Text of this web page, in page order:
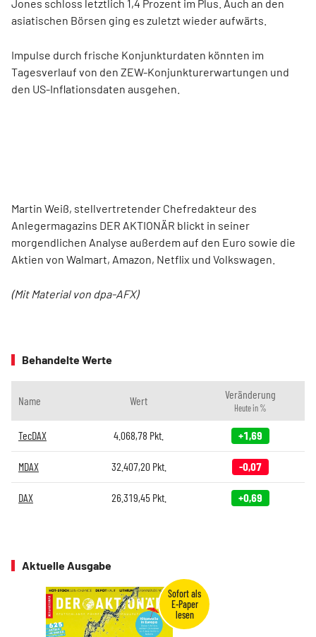
Jones schloss letztlich 1,4 Prozent im Plus. Auch an den
asiatischen Börsen ging es zuletzt wieder aufwärts.
Impulse durch frische Konjunkturdaten könnten im
Tagesverlauf von den ZEW-Konjunkturerwartungen und
den US-Inflationsdaten ausgehen.
Martin Weiß, stellvertretender Chefredakteur des
Anlegermagazins DER AKTIONÄR blickt in seiner
morgendlichen Analyse außerdem auf den Euro sowie die
Aktien von Walmart, Amazon, Netflix und Volkswagen.
(Mit Material von dpa-AFX)
Behandelte Werte
Name Wert Veränderung
Heute in %
TecDAX 4.068,78 Pkt. +1,69
MDAX 32.407,20Pkt. -0,07
DAX 26.319,45Pkt. +0,69
Aktuelle Ausgabe